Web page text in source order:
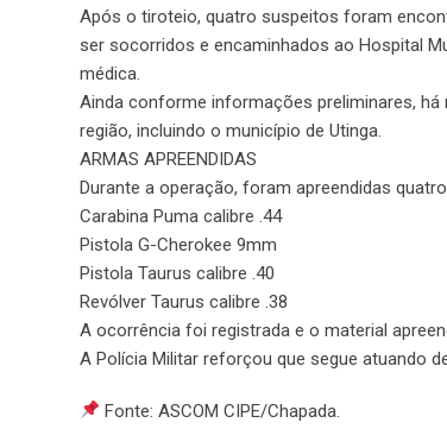
Após o tiroteio, quatro suspeitos foram
ser socorridos e encaminhados ao Hospital
médica.
Ainda conforme informações preliminares,
região, incluindo o município de Utinga.
ARMAS APREENDIDAS
Durante a operação, foram apreendidas
Carabina Puma calibre .44
Pistola G-Cherokee 9mm
Pistola Taurus calibre .40
Revólver Taurus calibre .38
A ocorrência foi registrada e o material
A Polícia Militar reforçou que segue atuando
Fonte: ASCOM CIPE/Chapada.